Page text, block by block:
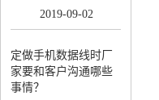
2019-09-02
定做手机数据线时厂
家要和客户沟通哪些
事情？